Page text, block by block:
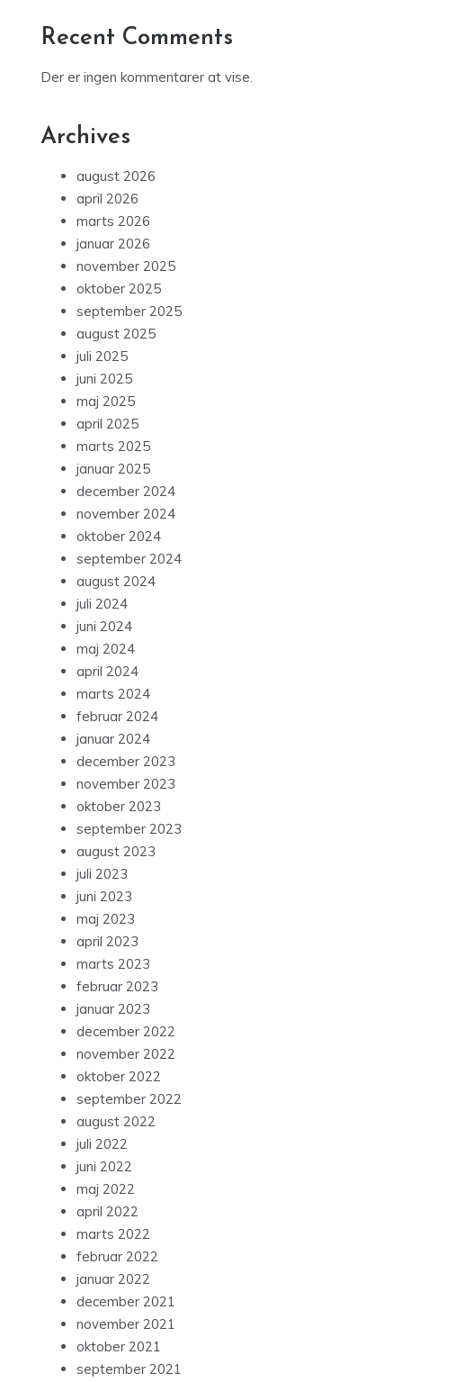
Recent Comments
Der er ingen kommentarer at vise.
Archives
august 2026
april 2026
marts 2026
januar 2026
november 2025
oktober 2025
september 2025
august 2025
juli 2025
juni 2025
maj 2025
april 2025
marts 2025
januar 2025
december 2024
november 2024
oktober 2024
september 2024
august 2024
juli 2024
juni 2024
maj 2024
april 2024
marts 2024
februar 2024
januar 2024
december 2023
november 2023
oktober 2023
september 2023
august 2023
juli 2023
juni 2023
maj 2023
april 2023
marts 2023
februar 2023
januar 2023
december 2022
november 2022
oktober 2022
september 2022
august 2022
juli 2022
juni 2022
maj 2022
april 2022
marts 2022
februar 2022
januar 2022
december 2021
november 2021
oktober 2021
september 2021